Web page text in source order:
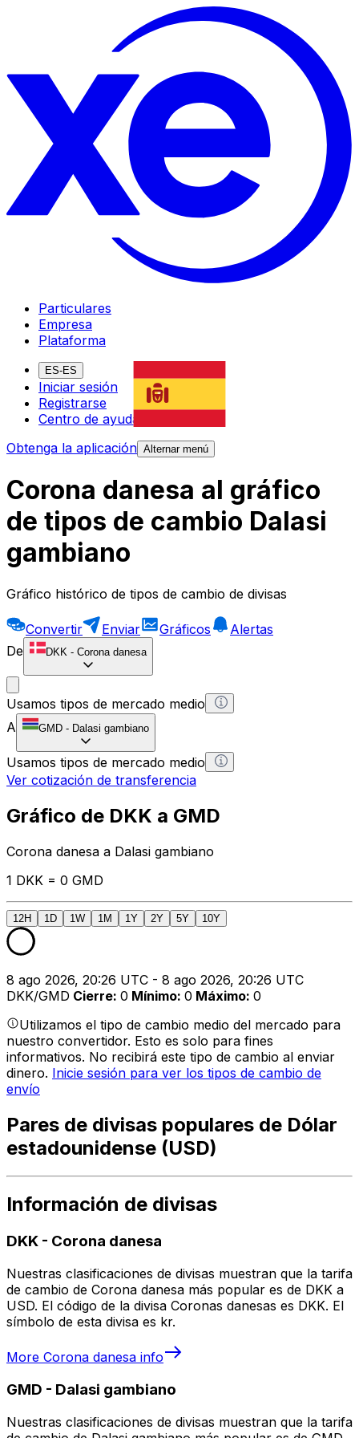
Particulares
Empresa
Plataforma
ES-ES
Iniciar sesión
Registrarse
Centro de ayuda
Obtenga la aplicación Alternar menú
Corona danesa al gráfico
de tipos de cambio Dalasi
gambiano
Gráfico histórico de tipos de cambio de divisas
Convertir Enviar Gráficos
Alertas
De
DKK - Corona danesa
Usamos tipos de mercado medio
A
GMD - Dalasi gambiano
Usamos tipos de mercado medio
Ver cotización de transferencia
Gráfico de DKK a GMD
Corona danesa a Dalasi gambiano
1 DKK = 0 GMD
12H 1D 1W 1M 1Y 2Y 5Y 10Y
8 ago 2026, 20:26 UTC - 8 ago 2026, 20:26 UTC
DKK/GMD Cierre: 0 Mínimo: 0 Máximo: 0
Utilizamos el tipo de cambio medio del mercado para
nuestro convertidor. Esto es solo para fines
informativos. No recibirá este tipo de cambio al enviar
dinero. Inicie sesión para ver los tipos de cambio de
envío
Pares de divisas populares de Dólar
estadounidense (USD)
Información de divisas
DKK - Corona danesa
Nuestras clasificaciones de divisas muestran que la tarifa
de cambio de Corona danesa más popular es de DKK a
USD. El código de la divisa Coronas danesas es DKK. El
símbolo de esta divisa es kr.
More Corona danesa info
GMD - Dalasi gambiano
Nuestras clasificaciones de divisas muestran que la tarifa